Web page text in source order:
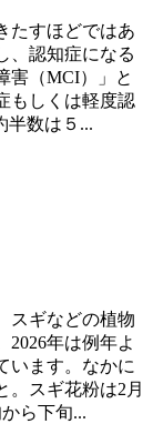
たすほどではあ
、認知症になる
害（MCI）」と
もしくは軽度認
半数は５...
スギなどの植物
2026年は例年よ
います。なかに
。スギ花粉は2月
ら下旬...